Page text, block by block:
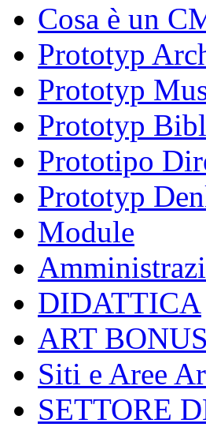
Cosa è un
Prototyp
Prototyp
Prototyp
Prototipo
Prototyp
Module
DIDATTICA
ART BONUS
Siti e Aree
SETTORE